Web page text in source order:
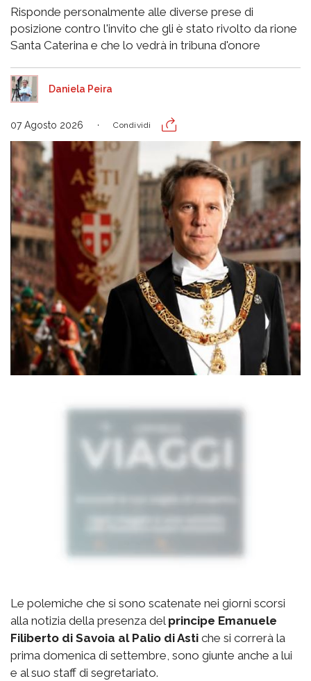
Risponde personalmente alle diverse prese di
posizione contro l'invito che gli è stato rivolto da rione
Santa Caterina e che lo vedrà in tribuna d'onore
Daniela Peira
07 Agosto 2026 Condividi
Le polemiche che si sono scatenate nei giorni scorsi
alla notizia della presenza del principe Emanuele
Filiberto di Savoia al Palio di Asti che si correrà la
prima domenica di settembre, sono giunte anche a lui
e al suo staff di segretariato.